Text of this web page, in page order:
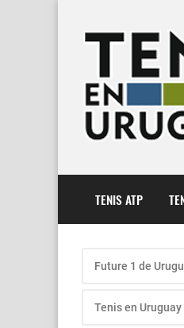
TENIS ATP
Future 1 de
Tenis en Uruguay